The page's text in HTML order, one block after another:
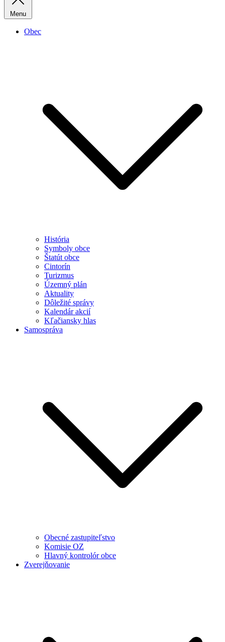
Menu
Obec
História
Symboly obce
Štatút obce
Cintorín
Turizmus
Územný plán
Aktuality
Dôležité správy
Kalendár akcií
Kľačiansky hlas
Samospráva
Obecné zastupiteľstvo
Komisie OZ
Hlavný kontrolór obce
Zverejňovanie